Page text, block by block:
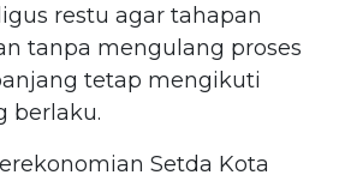
restu agar tahapan
tanpa mengulang proses
tetap mengikuti
berlaku.
Setda Kota